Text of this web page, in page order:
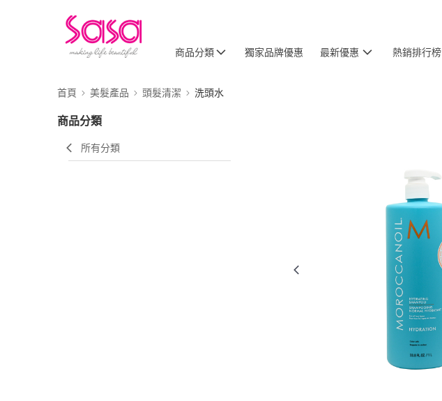
商品分類 獨家品牌優惠 最新優惠 熱銷排行榜
首頁 美髮產品 頭髮清潔 洗頭水
商品分類
所有分類